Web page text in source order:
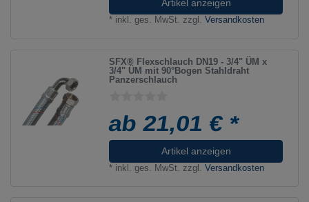
Artikel anzeigen
* inkl. ges. MwSt. zzgl.Versandkosten
SFX® Flexschlauch DN19 - 3/4" ÜM x
3/4" ÜM mit 90°Bogen Stahldraht
Panzerschlauch
ab 21,01 € *
Artikel anzeigen
* inkl. ges. MwSt. zzgl.Versandkosten